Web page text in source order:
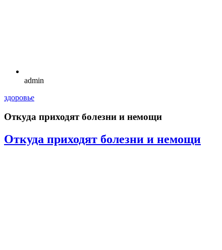
admin
здоровье
Откуда приходят болезни и немощи
Откуда приходят болезни и немощи